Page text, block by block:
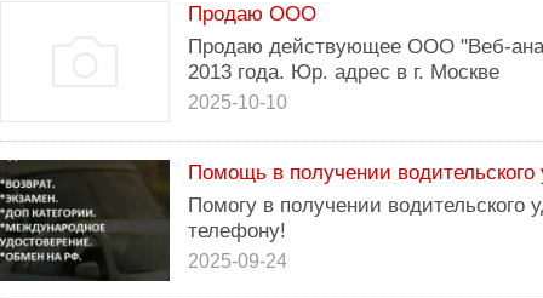
Продаю ООО
Продаю действующее ООО "Веб-
2013 года. Юр. адрес в г. Москве
2025-10-10
Помощь в получении водительского
Помогу в получении водительского
телефону!
2025-09-24